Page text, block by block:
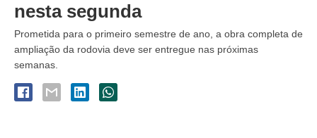
nesta segunda
Prometida para o primeiro semestre de ano, a obra completa de
ampliação da rodovia deve ser entregue nas próximas
semanas.